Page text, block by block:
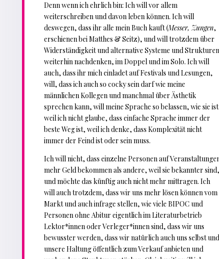
Denn wenn ich ehrlich bin: Ich will vor allem
weiterschreiben und davon leben können. Ich will
deswegen, dass ihr alle mein Buch kauft (Messer, Zungen,
erschienen bei Matthes & Seitz), und will trotzdem über
Widerständigkeit und alternative Systeme und
weiterhin nachdenken, im Doppel und im Solo. Ich will
auch, dass ihr mich einladet auf Festivals und Lesungen,
will, dass ich auch so cocky sein darf wie meine
männlichen Kollegen und manchmal über Ästhetik
sprechen kann, will meine Sprache so belassen, wie sie
weil ich nicht glaube, dass einfache Sprache immer der
beste Weg ist, weil ich denke, dass Komplexität nicht
immer der Feind ist oder sein muss.
Ich will nicht, dass einzelne Personen auf
mehr Geld bekommen als andere, weil sie bekannter
und möchte das künftig auch nicht mehr mittragen. Ich
will auch trotzdem, dass wir uns mehr lösen können vom
Markt und auch infrage stellen, wie viele BIPOC und
Personen ohne Abitur eigentlich im Literaturbetrieb
Lektor*innen oder Verleger*innen sind, dass wir uns
bewusster werden, dass wir natürlich auch uns selbst
unsere Haltung öffentlich zum Verkauf anbieten und